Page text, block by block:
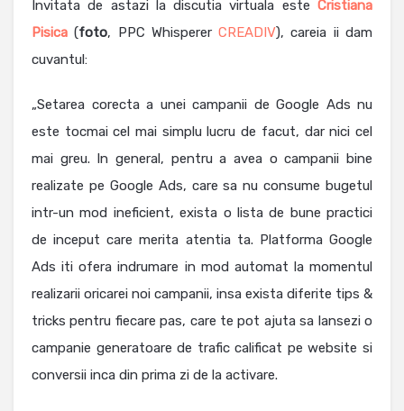
Invitata de astazi la discutia virtuala este Cristiana
Pisica (foto, PPC WhispererCREADIV), careia ii dam
cuvantul:
„Setarea corecta a unei campanii de Google Ads nu
este tocmai cel mai simplu lucru de facut, dar nici cel
mai greu. In general, pentru a avea o campanii bine
realizate pe Google Ads, care sa nu consume bugetul
intr-un mod ineficient, exista o lista de bune practici
de inceput care merita atentia ta. Platforma Google
Ads iti ofera indrumare in mod automat la momentul
realizarii oricarei noi campanii, insa exista diferite tips &
tricks pentru fiecare pas, care te pot ajuta sa lansezi o
campanie generatoare de trafic calificat pe website si
conversii inca din prima zi de la activare.